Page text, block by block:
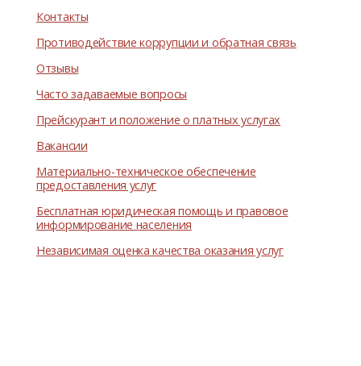
Контакты
Противодействие коррупции и обратная связь
Отзывы
Часто задаваемые вопросы
Прейскурант и положение о платных услугах
Вакансии
Материально-техническое обеспечение
предоставления услуг
Бесплатная юридическая помощь и правовое
информирование населения
Независимая оценка качества оказания услуг